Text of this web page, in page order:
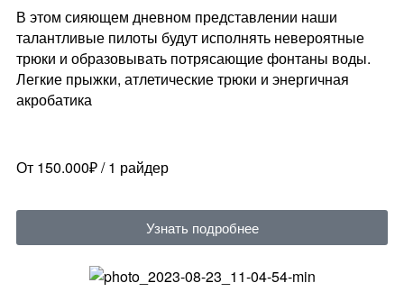
В этом сияющем дневном представлении наши
талантливые пилоты будут исполнять невероятные
трюки и образовывать потрясающие фонтаны воды.
Легкие прыжки, атлетические трюки и энергичная
акробатика
От 150.000₽ / 1 райдер
Узнать подробнее